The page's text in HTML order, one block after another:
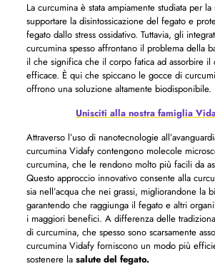
La curcumina è stata ampiamente studiata per la
supportare la disintossicazione del fegato e
fegato dallo stress ossidativo. Tuttavia, gli
curcumina spesso affrontano il problema della
il che significa che il corpo fatica ad assorbire il
efficace. È qui che spiccano le gocce di
offrono una soluzione altamente biodisponibile.
Unisciti alla nostra famiglia
Attraverso l’uso di nanotecnologie
curcumina Vidafy contengono molecole
curcumina, che le rendono molto più facili da
Questo approccio innovativo consente alla
sia nell’acqua che nei grassi, migliorandone la
garantendo che raggiunga il fegato e altri
i maggiori benefici. A differenza delle
di curcumina, che spesso sono scarsamente
curcumina Vidafy forniscono un modo più
sostenere la salute del fegato.